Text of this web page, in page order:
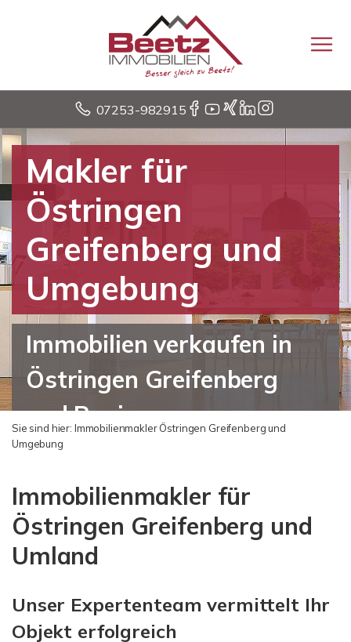
07253-982915
Makler für
Östringen
Greifenberg und
Umgebung
Immobilien verkaufen in
Östringen Greifenberg
und Region
Sie sind hier: Immobilienmakler Östringen Greifenberg und
Umgebung
Immobilienmakler für
Östringen Greifenberg und
Umland
Unser Expertenteam vermittelt Ihr
Objekt erfolgreich